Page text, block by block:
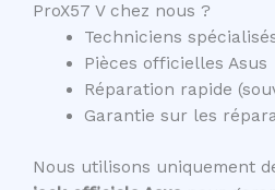
ProX57 V chez nous ?
Techniciens
Pièces officielles Asus
Réparation rapide
Garantie sur les
Nous utilisons uniquement